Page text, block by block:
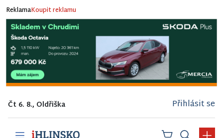
ReklamaKoupit reklamu
Čt 6. 8., Oldřiška Přihlásit se